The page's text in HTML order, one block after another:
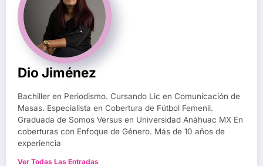
Dio Jiménez
Bachiller en Periodismo. Cursando Lic en Comunicación de
Masas. Especialista en Cobertura de Fútbol Femenil.
Graduada de Somos Versus en Universidad Anáhuac MX En
coberturas con Enfoque de Género. Más de 10 años de
experiencia
Ver Todas Las Entradas